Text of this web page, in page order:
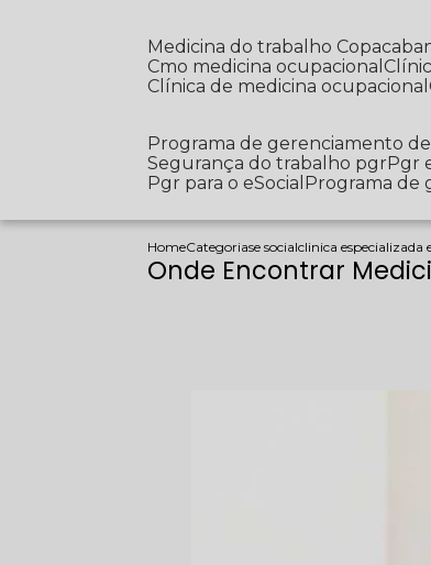
Medicina do trabalho
Cmo medicina ocupacional
Clínica de medicina ocupacional
Programa de gerenciamento
Segurança do trabalho pgr
Pgr para o eSocial
Programa
HomeCategoriase socialclinica
Onde Encontrar